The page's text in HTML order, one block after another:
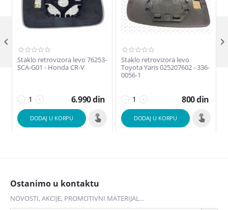
Staklo retrovizora levo 76253-
SCA-G01 - Honda CR-V
+
− 6.990din
DODAJ U KORPU
Staklo retrovizora levo
Toyota Yaris 025207602 - 336-
0056-1
+
− 800din
DODAJ U KORPU
 
Ostanimo u kontaktu
NOVOSTI, AKCIJE, PROMOTIVNI MATERIJAL...